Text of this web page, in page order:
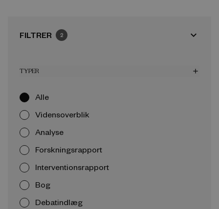
FILTRER 2 expand_more
TYPER add
Alle
Vidensoverblik
Analyse
Forskningsrapport
Interventionsrapport
Bog
Debatindlæg